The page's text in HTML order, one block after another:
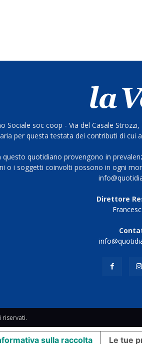
Sociale soc coop - Via del Casale
per questa testata dei contributi di cui
quotidiano provengono in
o i soggetti coinvolti possono in ogni
Direttore
riservati.
sulla raccolta Le tue